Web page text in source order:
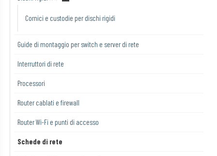
Cornici e custodie per dischi rigidi
Guide di montaggio per switch e server di rete
Interruttori di rete
Processori
Router cablati e firewall
Router Wi-Fi e punti di accesso
Schede di rete